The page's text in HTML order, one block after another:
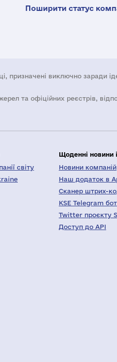
Поширити статус
призначені виключно заради
та офіційних реєстрів,
світу
Щоденні новини
Новини компаній
Наш додаток в
Сканер штрих-
KSE Telegram
Twitter проєкту
Доступ до API